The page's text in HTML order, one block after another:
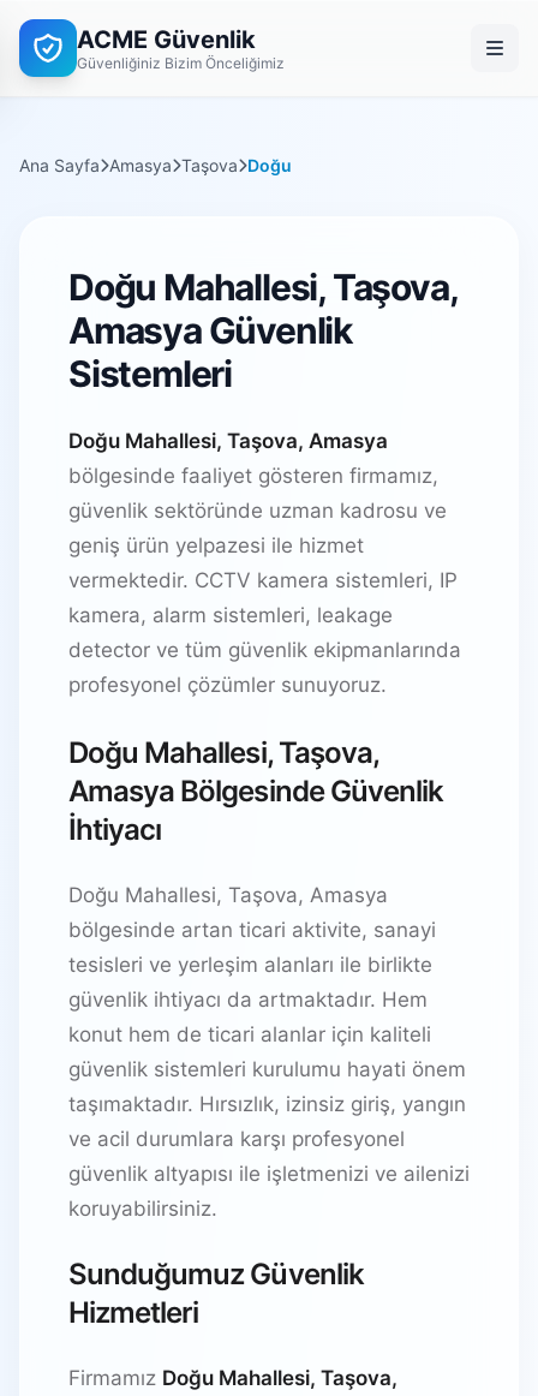
ACME Güvenlik
Güvenliğiniz Bizim Önceliğimiz
Ana Sayfa Amasya Taşova Doğu
Doğu Mahallesi, Taşova,
Amasya Güvenlik
Sistemleri
Doğu Mahallesi, Taşova, Amasya
bölgesinde faaliyet gösteren firmamız,
güvenlik sektöründe uzman kadrosu ve
geniş ürün yelpazesi ile hizmet
vermektedir. CCTV kamera sistemleri, IP
kamera, alarm sistemleri, leakage
detector ve tüm güvenlik ekipmanlarında
profesyonel çözümler sunuyoruz.
Doğu Mahallesi, Taşova,
Amasya Bölgesinde Güvenlik
İhtiyacı
Doğu Mahallesi, Taşova, Amasya
bölgesinde artan ticari aktivite, sanayi
tesisleri ve yerleşim alanları ile birlikte
güvenlik ihtiyacı da artmaktadır. Hem
konut hem de ticari alanlar için kaliteli
güvenlik sistemleri kurulumu hayati önem
taşımaktadır. Hırsızlık, izinsiz giriş, yangın
ve acil durumlara karşı profesyonel
güvenlik altyapısı ile işletmenizi ve ailenizi
koruyabilirsiniz.
Sunduğumuz Güvenlik
Hizmetleri
Firmamız Doğu Mahallesi, Taşova,